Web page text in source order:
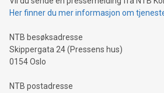
Her finner du mer informasjon om
NTB besøksadresse
Skippergata 24 (Pressens hus)
0154 Oslo
NTB postadresse